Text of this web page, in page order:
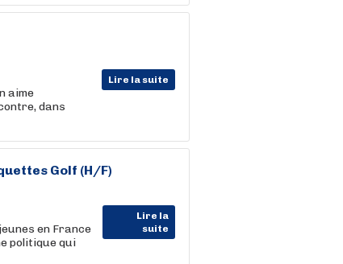
Lire la suite
aime
dans
Golf (H/F)
Lire la
suite
en France
politique qui